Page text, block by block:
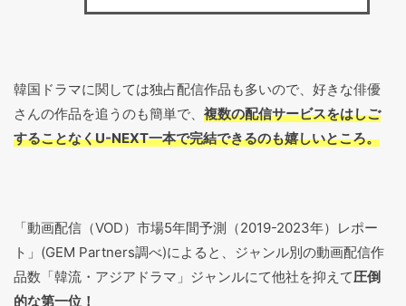
韓国ドラマに関しては独占配信作品も多いので、好きな俳優
さんの作品を追うのも簡単で、 複数の配信サービスをはしご
することなくU-NEXT一本で完結できるのも嬉しいところ。
「動画配信（VOD）市場5年間予測（2019-2023年）レポー
ト」(GEM Partners調べ)によると、ジャンル別の動画配信作
品数「韓流・アジアドラマ」ジャンルにて他社を抑えて圧倒
的な第一位！